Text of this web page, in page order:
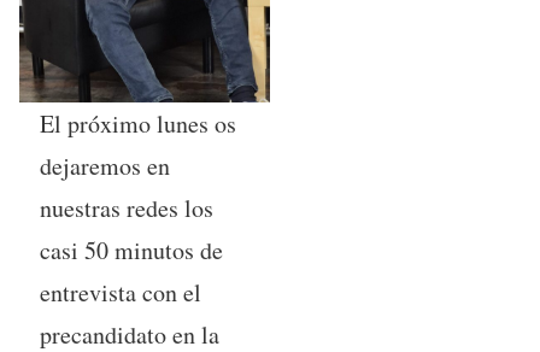
El próximo lunes os
dejaremos en
nuestras redes los
casi 50 minutos de
entrevista con el
precandidato en la